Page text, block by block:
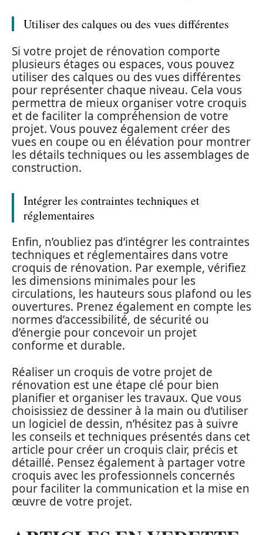
Utiliser des calques ou des vues différentes
Si votre projet de rénovation comporte
plusieurs étages ou espaces, vous pouvez
utiliser des calques ou des vues différentes
pour représenter chaque niveau. Cela vous
permettra de mieux organiser votre croquis
et de faciliter la compréhension de votre
projet. Vous pouvez également créer des
vues en coupe ou en élévation pour montrer
les détails techniques ou les assemblages de
construction.
Intégrer les contraintes techniques et
réglementaires
Enfin, n’oubliez pas d’intégrer les contraintes
techniques et réglementaires dans votre
croquis de rénovation. Par exemple, vérifiez
les dimensions minimales pour les
circulations, les hauteurs sous plafond ou les
ouvertures. Prenez également en compte les
normes d’accessibilité, de sécurité ou
d’énergie pour concevoir un projet
conforme et durable.
Réaliser un croquis de votre projet de
rénovation est une étape clé pour bien
planifier et organiser les travaux. Que vous
choisissiez de dessiner à la main ou d’utiliser
un logiciel de dessin, n’hésitez pas à suivre
les conseils et techniques présentés dans cet
article pour créer un croquis clair, précis et
détaillé. Pensez également à partager votre
croquis avec les professionnels concernés
pour faciliter la communication et la mise en
œuvre de votre projet.